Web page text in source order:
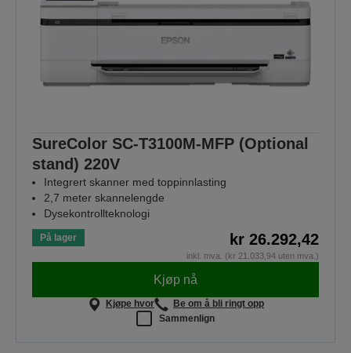
SureColor SC-T3100M-MFP (Optional
stand) 220V
Integrert skanner med toppinnlasting
2,7 meter skannelengde
Dysekontrollteknologi
På lager kr 26.292,42
inkl. mva. (kr 21.033,94 uten mva.)
Kjøp nå
Kjøpe hvor
Be om å bli ringt opp
Sammenlign